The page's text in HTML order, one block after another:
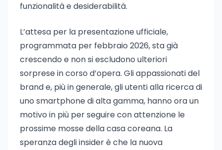
funzionalità e desiderabilità.
L’attesa per la presentazione ufficiale,
programmata per febbraio 2026, sta già
crescendo e non si escludono ulteriori
sorprese in corso d’opera. Gli appassionati del
brand e, più in generale, gli utenti alla ricerca di
uno smartphone di alta gamma, hanno ora un
motivo in più per seguire con attenzione le
prossime mosse della casa coreana. La
speranza degli insider è che la nuova